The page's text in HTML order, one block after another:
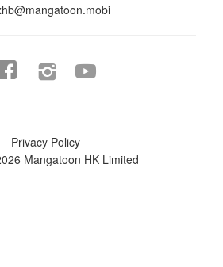
 
Privacy Policy
Mangatoon HK Limited